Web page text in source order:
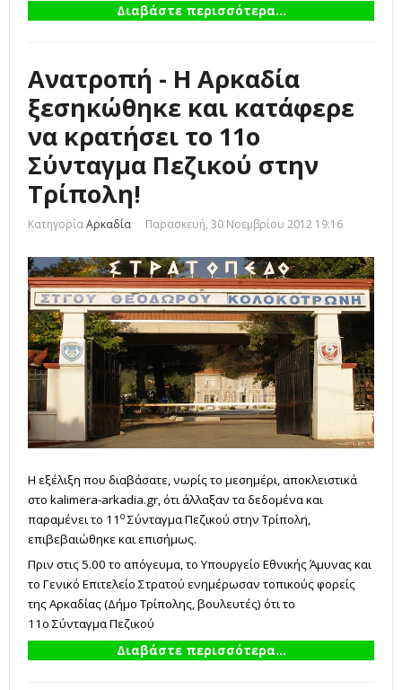
Διαβάστε περισσότερα...
Ανατροπή - Η Αρκαδία
ξεσηκώθηκε και κατάφερε
να κρατήσει το 11ο
Σύνταγμα Πεζικού στην
Τρίπολη!
ΚατηγορίαΑρκαδία Παρασκευή, 30 Νοεμβρίου 2012 19:16
Η εξέλιξη που διαβάσατε, νωρίς το μεσημέρι, αποκλειστικά
στο kalimera-arkadia.gr, ότι άλλαξαν τα δεδομένα και
παραμένει το 11 ο Σύνταγμα Πεζικού στην Τρίπολη,
επιβεβαιώθηκε και επισήμως.
Πριν στις 5.00 το απόγευμα, το Υπουργείο Εθνικής Άμυνας και
το Γενικό Επιτελείο Στρατού ενημέρωσαν τοπικούς φορείς
της Αρκαδίας (Δήμο Τρίπολης, βουλευτές) ότι το
11ο Σύνταγμα Πεζικού
Διαβάστε περισσότερα...